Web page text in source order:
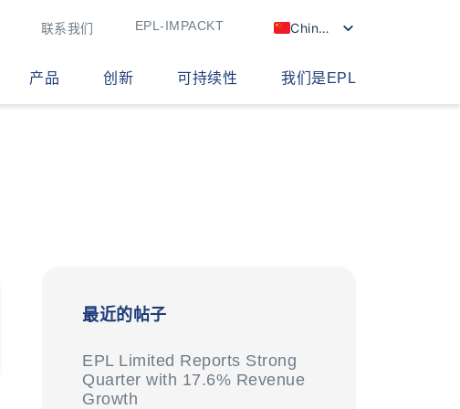
联系我们 EPL-IMPACKT Chinese
产品 创新 可持续性 我们是EPL
最近的帖子
EPL Limited Reports Strong
Quarter with 17.6% Revenue
Growth